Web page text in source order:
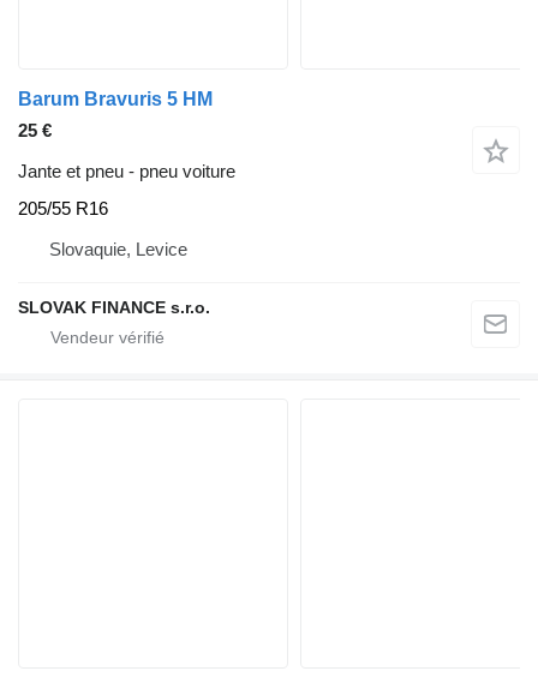
Barum Bravuris 5 HM
25 €
Jante et pneu - pneu voiture
205/55 R16
Slovaquie, Levice
SLOVAK FINANCE s.r.o.